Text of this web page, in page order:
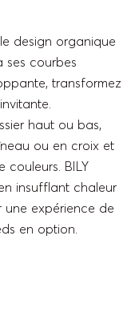
design organique
ses courbes
transformez
haut ou bas,
ou en croix et
couleurs. BILY
insufflant chaleur
expérience de
en option.